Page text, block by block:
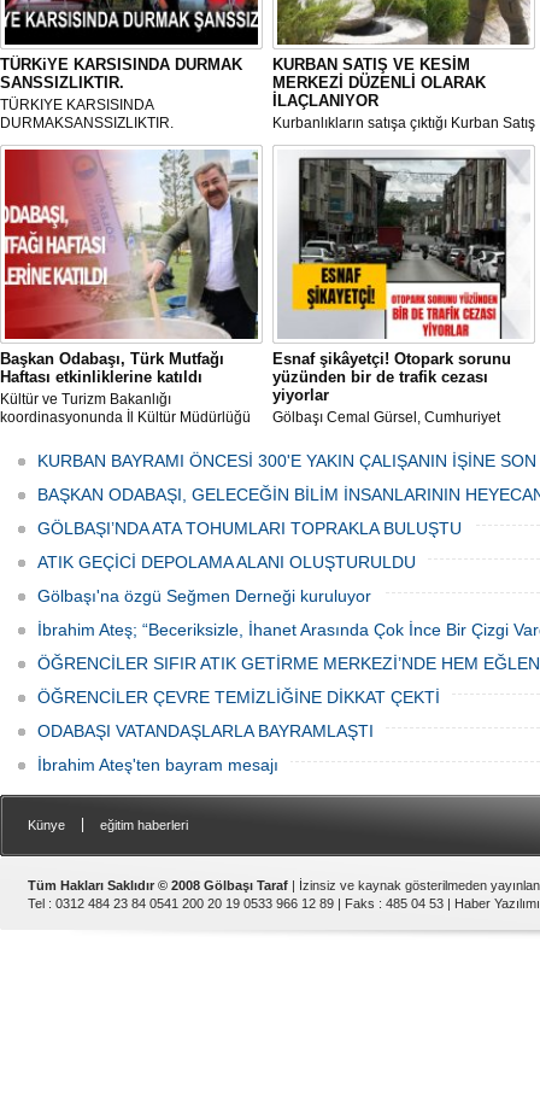
TÜRKiYE KARSISINDA DURMAK
SANSSIZLIKTIR.
TÜRKIYE KARSISINDA
DURMAKSANSSIZLIKTIR.
KURBAN SATIŞ VE KESİM
MERKEZİ DÜZENLİ OLARAK
İLAÇLANIYOR
Kurbanlıkların satışa çıktığı Kurban Satış
ve Kesim Merkezi, haşere ve
mikropların önüne geçilmesi amacıyla
her gün Gölbaşı Belediyesi ekipleri
tarafından düzenli olarak ilaçlanıyor.
Başkan Odabaşı, Türk Mutfağı
Haftası etkinliklerine katıldı
Kültür ve Turizm Bakanlığı
koordinasyonunda İl Kültür Müdürlüğü
Haftası" etkinlikleri Ankara'da devam
ediyor.
Esnaf şikâyetçi! Otopark sorunu
yüzünden bir de trafik cezası
yiyorlar
Gölbaşı Cemal Gürsel, Cumhuriyet
bulunan esnaf ve alışverişe gelen
vatandaşlar park cezaları yüzünden
canından bezdi.
KURBAN BAYRAMI ÖNCESİ 300'E YAKIN ÇALIŞANIN İŞİNE
BAŞKAN ODABAŞI, GELECEĞİN BİLİM İNSANLARININ
GÖLBAŞI’NDA ATA TOHUMLARI TOPRAKLA BULUŞTU
ATIK GEÇİCİ DEPOLAMA ALANI OLUŞTURULDU
Gölbaşı'na özgü Seğmen Derneği kuruluyor
İbrahim Ateş; “Beceriksizle, İhanet Arasında Çok İnce Bir Çizgi
ÖĞRENCİLER SIFIR ATIK GETİRME MERKEZİ’NDE HEM
ÖĞRENCİLER ÇEVRE TEMİZLİĞİNE DİKKAT ÇEKTİ
ODABAŞI VATANDAŞLARLA BAYRAMLAŞTI
İbrahim Ateş'ten bayram mesajı
Künye eğitim haberleri
Tüm Hakları Saklıdır © 2008 Gölbaşı Taraf | İzinsiz ve kaynak gösterilmeden
Tel : 0312 484 23 84 0541 200 20 19 0533 966 12 89 | Faks : 485 04 53 | Haber Yazılımı